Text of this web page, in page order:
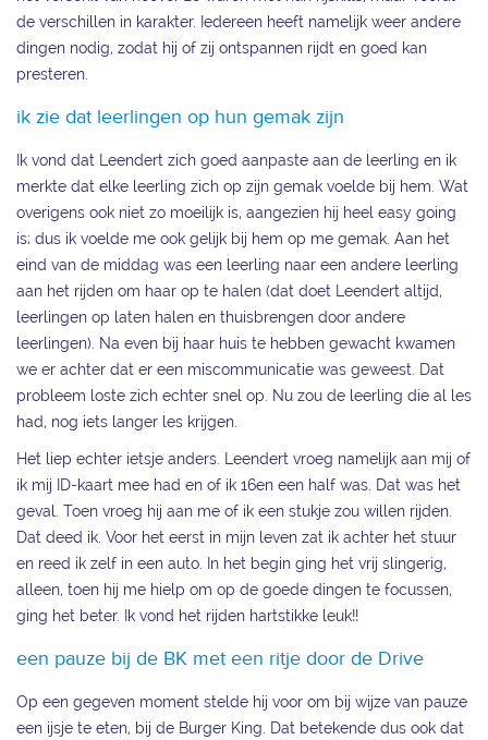
de verschillen in karakter. Iedereen heeft namelijk weer andere
dingen nodig, zodat hij of zij ontspannen rijdt en goed kan
presteren.
ik zie dat leerlingen op hun gemak zijn
Ik vond dat Leendert zich goed aanpaste aan de leerling en ik
merkte dat elke leerling zich op zijn gemak voelde bij hem. Wat
overigens ook niet zo moeilijk is, aangezien hij heel easy going
is; dus ik voelde me ook gelijk bij hem op me gemak. Aan het
eind van de middag was een leerling naar een andere leerling
aan het rijden om haar op te halen (dat doet Leendert altijd,
leerlingen op laten halen en thuisbrengen door andere
leerlingen). Na even bij haar huis te hebben gewacht kwamen
we er achter dat er een miscommunicatie was geweest. Dat
probleem loste zich echter snel op. Nu zou de leerling die al les
had, nog iets langer les krijgen.
Het liep echter ietsje anders. Leendert vroeg namelijk aan mij of
ik mij ID-kaart mee had en of ik 16en een half was. Dat was het
geval. Toen vroeg hij aan me of ik een stukje zou willen rijden.
Dat deed ik. Voor het eerst in mijn leven zat ik achter het stuur
en reed ik zelf in een auto. In het begin ging het vrij slingerig,
alleen, toen hij me hielp om op de goede dingen te focussen,
ging het beter. Ik vond het rijden hartstikke leuk!!
een pauze bij de BK met een ritje door de Drive
Op een gegeven moment stelde hij voor om bij wijze van pauze
een ijsje te eten, bij de Burger King. Dat betekende dus ook dat